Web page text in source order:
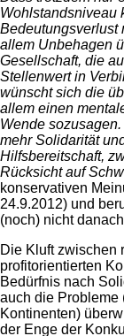
Wohlstandsniveau
Bedeutungsverlust
allem Unbehagen
Gesellschaft, die
Stellenwert in
wünscht sich die
allem einen
Wende
mehr Solidarität
Hilfsbereitschaft,
Rücksicht auf
konservativen
24.9.2012) und
(noch) nicht
Die Kluft zwischen
profitorientierten
Bedürfnis nach
auch die Probleme
Kontinenten)
der Enge der